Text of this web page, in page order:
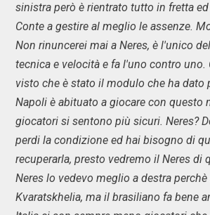
sinistra però è rientrato tutto in fretta
Conte a gestire al meglio le assenze.
Non rinuncerei mai a Neres, è l'unico
tecnica e velocità e fa l'uno contro uno.
visto che è stato il modulo che ha dato
Napoli è abituato a giocare con questo
giocatori si sentono più sicuri. Neres?
perdi la condizione ed hai bisogno di
recuperarla, presto vedremo il Neres di
Neres lo vedevo meglio a destra
Kvaratskhelia, ma il brasiliano fa bene